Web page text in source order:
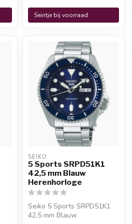
Seintje bij voorraad
SEIKO
5 Sports SRPD51K1
42,5 mm Blauw
Herenhorloge
Seiko 5 Sports SRPD51K1
42,5 mm Blauw